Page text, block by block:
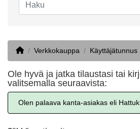
HomeVerkkokauppa Käyttäjätunnus
Ole hyvä ja jatka tilaustasi tai
valitsemalla seuraavista:
Olen palaava kanta-asiakas eli